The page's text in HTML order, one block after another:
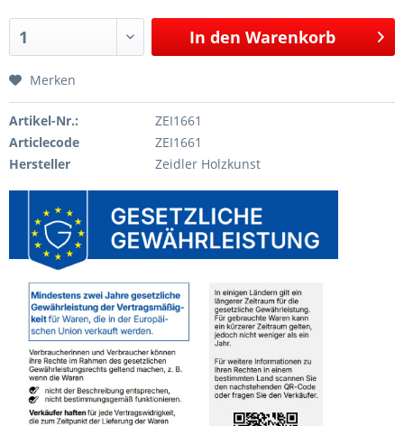
In den Warenkorb
Merken
Artikel-Nr.:
ZEI1661
Articlecode
ZEI1661
Hersteller
Zeidler Holzkunst